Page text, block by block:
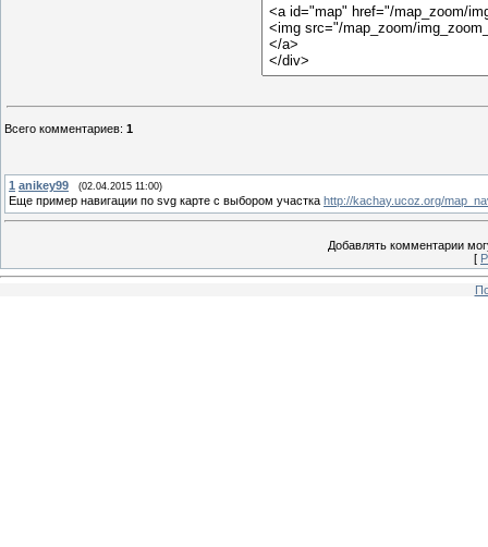
Всего комментариев: 1
1 anikey99 (02.04.2015 11:00)
Еще пример навигации по svg карте с выбором участка http://kachay.ucoz.org/
Добавлять комментарии
[